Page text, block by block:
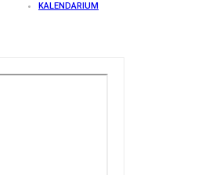
KALENDARIUM